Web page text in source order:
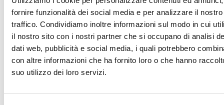
fornire funzionalità dei social media e per analizzare il nostro
traffico. Condividiamo inoltre informazioni sul modo in cui
il nostro sito con i nostri partner che si occupano di analisi
dati web, pubblicità e social media, i quali potrebbero
con altre informazioni che ha fornito loro o che hanno
suo utilizzo dei loro servizi.
Progetto Crescere è un ambiente stimolante e dinamico, dove
l’individualità è supportata da una solida equipe professionale multi-
disciplinare, che mette al primo posto sempre il paziente e il suo